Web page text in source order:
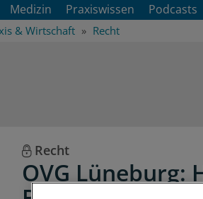
Medizin Praxiswissen Podcasts
& Wirtschaft Recht
Recht
OVG Lüneburg: